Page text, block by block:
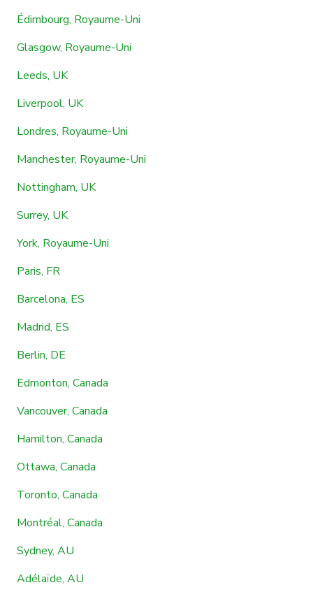
Édimbourg, Royaume-Uni
Glasgow, Royaume-Uni
Leeds, UK
Liverpool, UK
Londres, Royaume-Uni
Manchester, Royaume-Uni
Nottingham, UK
Surrey, UK
York, Royaume-Uni
Paris, FR
Barcelona, ES
Madrid, ES
Berlin, DE
Edmonton, Canada
Vancouver, Canada
Hamilton, Canada
Ottawa, Canada
Toronto, Canada
Montréal, Canada
Sydney, AU
Adélaïde, AU